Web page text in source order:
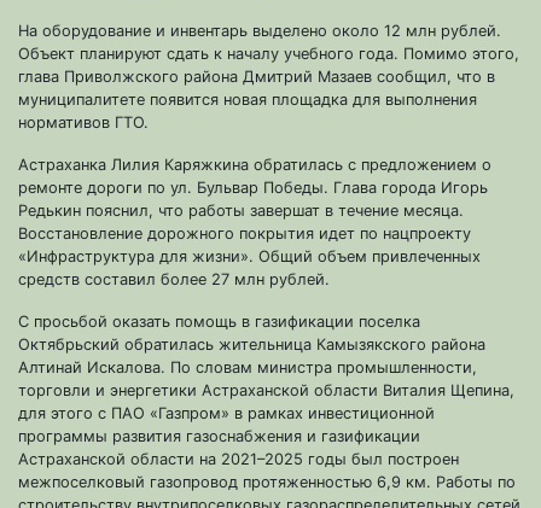
На оборудование и инвентарь выделено около 12 млн рублей.
Объект планируют сдать к началу учебного года. Помимо этого,
глава Приволжского района Дмитрий Мазаев сообщил, что в
муниципалитете появится новая площадка для выполнения
нормативов ГТО.
Астраханка Лилия Каряжкина обратилась с предложением о
ремонте дороги по ул. Бульвар Победы. Глава города Игорь
Редькин пояснил, что работы завершат в течение месяца.
Восстановление дорожного покрытия идет по нацпроекту
«Инфраструктура для жизни». Общий объем привлеченных
средств составил более 27 млн рублей.
С просьбой оказать помощь в газификации поселка
Октябрьский обратилась жительница Камызякского района
Алтинай Искалова. По словам министра промышленности,
торговли и энергетики Астраханской области Виталия Щепина,
для этого с ПАО «Газпром» в рамках инвестиционной
программы развития газоснабжения и газификации
Астраханской области на 2021–2025 годы был построен
межпоселковый газопровод протяженностью 6,9 км. Работы по